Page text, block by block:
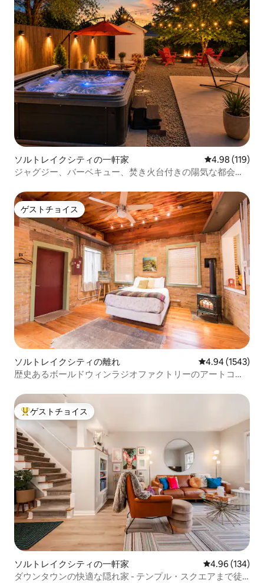
ソルトレイクシティの一軒家 レビュー119
4.98 (119)
ジャグジー、バーベキュー、焚き火台付きの陽気な都会の
ゲストチョイス
ゲストチョイス
ソルトレイクシティの離れ レビュー1543
4.94 (1543)
歴史あるボールドウィンラジオファクトリーのアートコテ
大好評のゲストチョイスです。
ゲストチョイス
ソルトレイクシティの一軒家 レビュー134
4.96 (134)
ダウンタウンの快適な隠れ家 - テンプル・スクエアまで徒